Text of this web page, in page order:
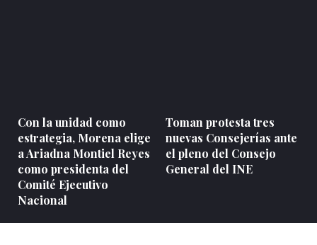
Con la unidad como
estrategia, Morena elige
a Ariadna Montiel Reyes
como presidenta del
Comité Ejecutivo
Nacional
Toman protesta tres
nuevas Consejerías ante
el pleno del Consejo
General del INE